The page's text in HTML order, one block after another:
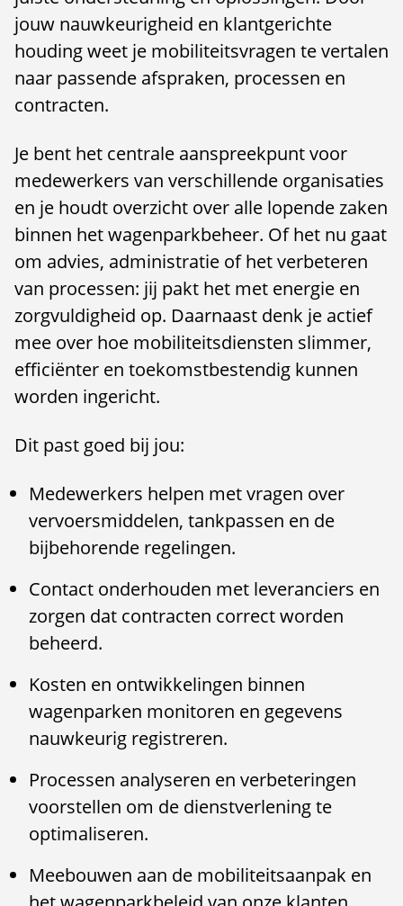
jouw nauwkeurigheid en klantgerichte
houding weet je mobiliteitsvragen te vertalen
naar passende afspraken, processen en
contracten.
Je bent het centrale aanspreekpunt voor
medewerkers van verschillende organisaties
en je houdt overzicht over alle lopende zaken
binnen het wagenparkbeheer. Of het nu gaat
om advies, administratie of het verbeteren
van processen: jij pakt het met energie en
zorgvuldigheid op. Daarnaast denk je actief
mee over hoe mobiliteitsdiensten slimmer,
efficiënter en toekomstbestendig kunnen
worden ingericht.
Dit past goed bij jou:
Medewerkers helpen met vragen over
vervoersmiddelen, tankpassen en de
bijbehorende regelingen.
Contact onderhouden met leveranciers en
zorgen dat contracten correct worden
beheerd.
Kosten en ontwikkelingen binnen
wagenparken monitoren en gegevens
nauwkeurig registreren.
Processen analyseren en verbeteringen
voorstellen om de dienstverlening te
optimaliseren.
Meebouwen aan de mobiliteitsaanpak en